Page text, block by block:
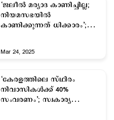
‘ജലീല്‍ മര്യാദ കാണിച്ചില്ല;
നിയമസഭയില്‍
കാണിക്കുന്നത് ധിക്കാരം’;
Mar 24, 2025
‘കേരളത്തിലെ സ്ഥിരം
നിവാസികള്‍ക്ക് 40%
സംവരണം’; സ്വകാര്യ